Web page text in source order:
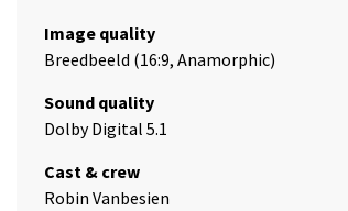
Image quality
Breedbeeld (16:9, Anamorphic)
Sound quality
Dolby Digital 5.1
Cast & crew
Robin Vanbesien